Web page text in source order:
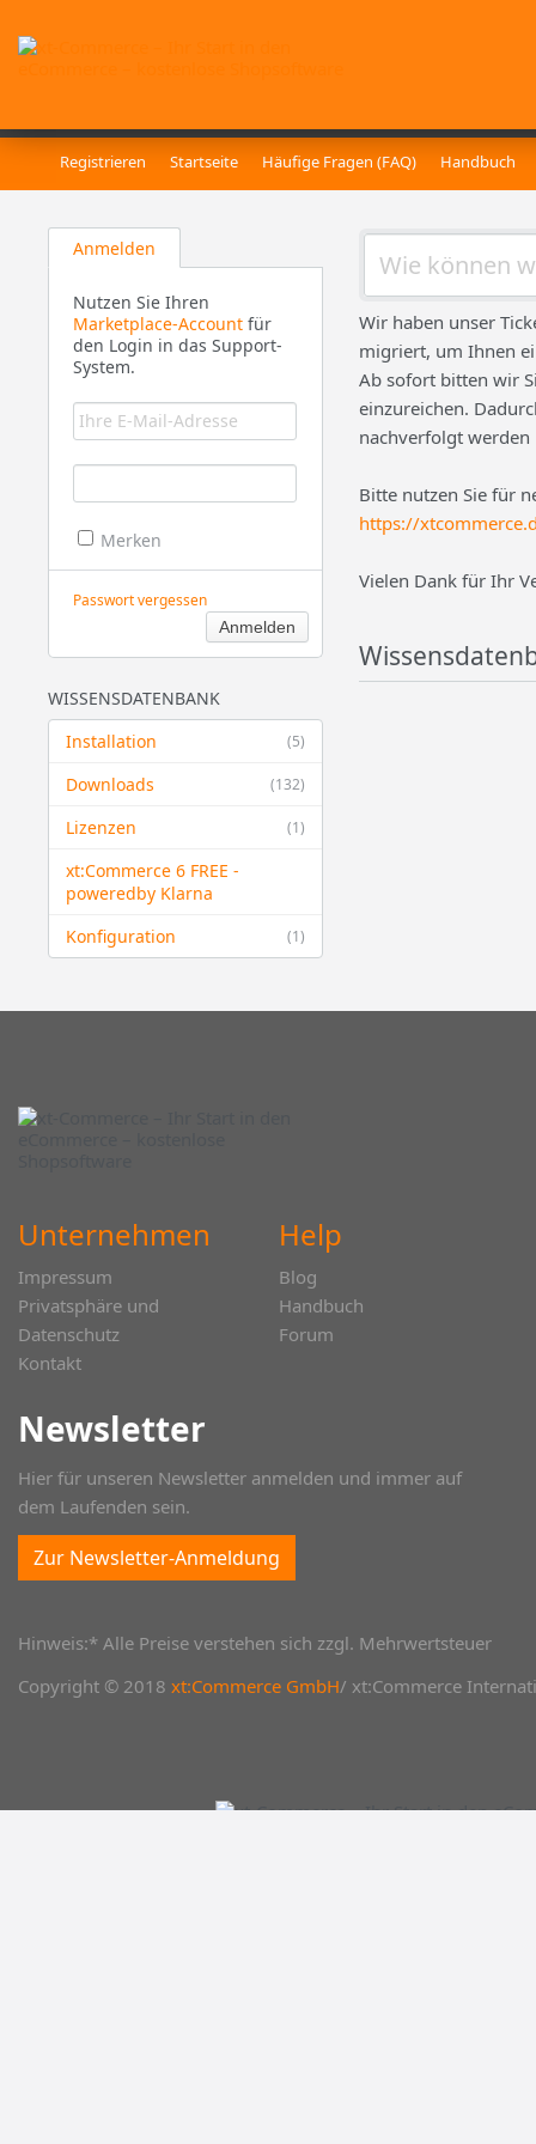
Registrieren Startseite Häufige Fragen (FAQ) Handbuch
Anmelden
Nutzen Sie Ihren
Marketplace-Accountfür
den Login in das Support-
System.
Merken
Passwort vergessen
WISSENSDATENBANK
(5)
Installation
(132)
Downloads
(1)
Lizenzen
xt:Commerce 6 FREE -
powered​by Klarna
(1)
Konfiguration
Wir haben unser
migriert, um Ihnen
Ab sofort bitten wir
einzureichen.
nachverfolgt werden
Bitte nutzen Sie für
https://
Vielen Dank für Ihr
Unternehmen
Impressum
Privatsphäre und
Datenschutz
Kontakt
Help
Blog
Handbuch
Forum
Newsletter
Hier für unseren Newsletter anmelden und immer auf
dem Laufenden sein.
Zur Newsletter-Anmeldung
Hinweis:* Alle Preise verstehen sich zzgl. Mehrwertsteuer
Copyright © 2018 xt:Commerce GmbH/ xt:Commerce